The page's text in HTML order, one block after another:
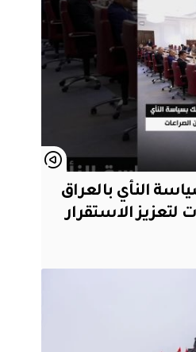
النأي بالعراق
الاستقرار